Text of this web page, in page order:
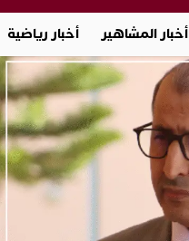
أخبار المشاهير أخبار رياضية